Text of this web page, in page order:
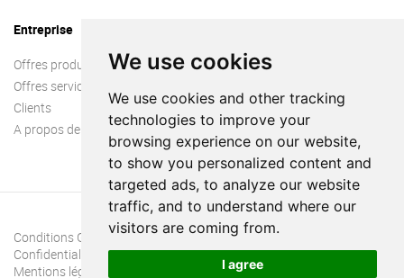
We use cookies
We use cookies and other tracking
technologies to improve your
browsing experience on our website,
to show you personalized content and
targeted ads, to analyze our website
traffic, and to understand where our
visitors are coming from.
I agree
Entreprise
Offres produit
Offres services
Clients
A propos de nous
Conditions Générales
Confidentialité
Mentions légales